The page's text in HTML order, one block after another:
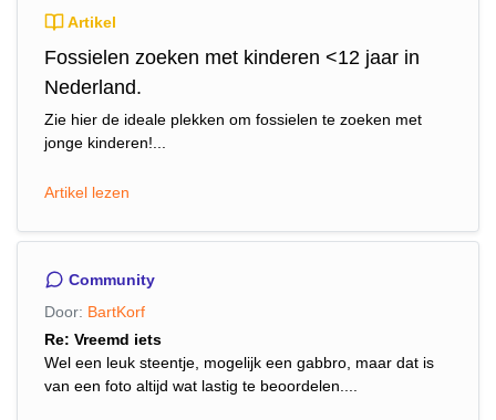
Artikel
Fossielen zoeken met kinderen <12 jaar in
Nederland.
Zie hier de ideale plekken om fossielen te zoeken met
jonge kinderen!...
Artikel lezen
Community
Door: BartKorf
Re: Vreemd iets
Wel een leuk steentje, mogelijk een gabbro, maar dat is
van een foto altijd wat lastig te beoordelen....